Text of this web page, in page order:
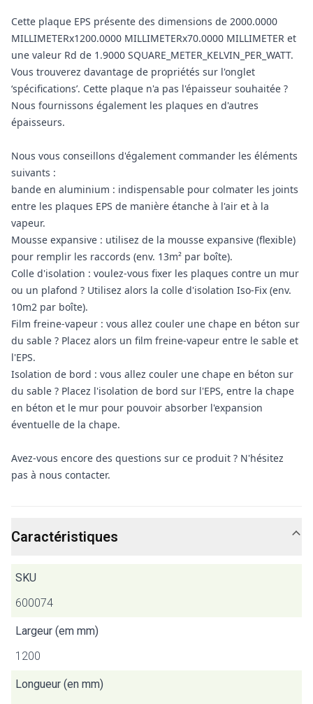
Cette plaque EPS présente des dimensions de 2000.0000
MILLIMETERx1200.0000 MILLIMETERx70.0000 MILLIMETER et
une valeur Rd de 1.9000 SQUARE_METER_KELVIN_PER_WATT.
Vous trouverez davantage de propriétés sur l'onglet
‘spécifications’. Cette plaque n'a pas l'épaisseur souhaitée ?
Nous fournissons également les plaques en d'autres
épaisseurs.
Nous vous conseillons d'également commander les éléments
suivants :
bande en aluminium : indispensable pour colmater les joints
entre les plaques EPS de manière étanche à l'air et à la
vapeur.
Mousse expansive : utilisez de la mousse expansive (flexible)
pour remplir les raccords (env. 13m² par boîte).
Colle d'isolation : voulez-vous fixer les plaques contre un mur
ou un plafond ? Utilisez alors la colle d'isolation Iso-Fix (env.
10m2 par boîte).
Film freine-vapeur : vous allez couler une chape en béton sur
du sable ? Placez alors un film freine-vapeur entre le sable et
l'EPS.
Isolation de bord : vous allez couler une chape en béton sur
du sable ? Placez l'isolation de bord sur l'EPS, entre la chape
en béton et le mur pour pouvoir absorber l'expansion
éventuelle de la chape.
Avez-vous encore des questions sur ce produit ? N'hésitez
pas à nous contacter.
Caractéristiques
SKU
600074
Largeur (em mm)
1200
Longueur (en mm)